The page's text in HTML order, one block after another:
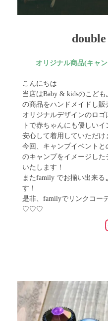
オリジナル商品(キャ
こんにちは
当店はBaby & kidsのこど
の商品をハンドメイドし販
オリジナルデザインのロ
トで赤ちゃんにも優しい
安心して着用していただけ
今回、キャンプイベント
のキャンプをイメージし
いたします！
またfamily でお揃い出来る
す！
是非、familyでリンクコー
♡♡♡